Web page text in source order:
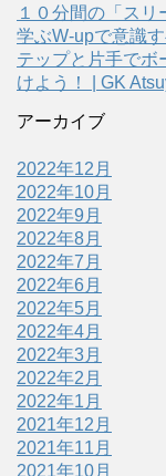
１０分間の「ス
学ぶW-upで意識
テップと片手でボ
けよう！ | GK
アーカイブ
2022年12月
2022年10月
2022年9月
2022年8月
2022年7月
2022年6月
2022年5月
2022年4月
2022年3月
2022年2月
2022年1月
2021年12月
2021年11月
2021年10月